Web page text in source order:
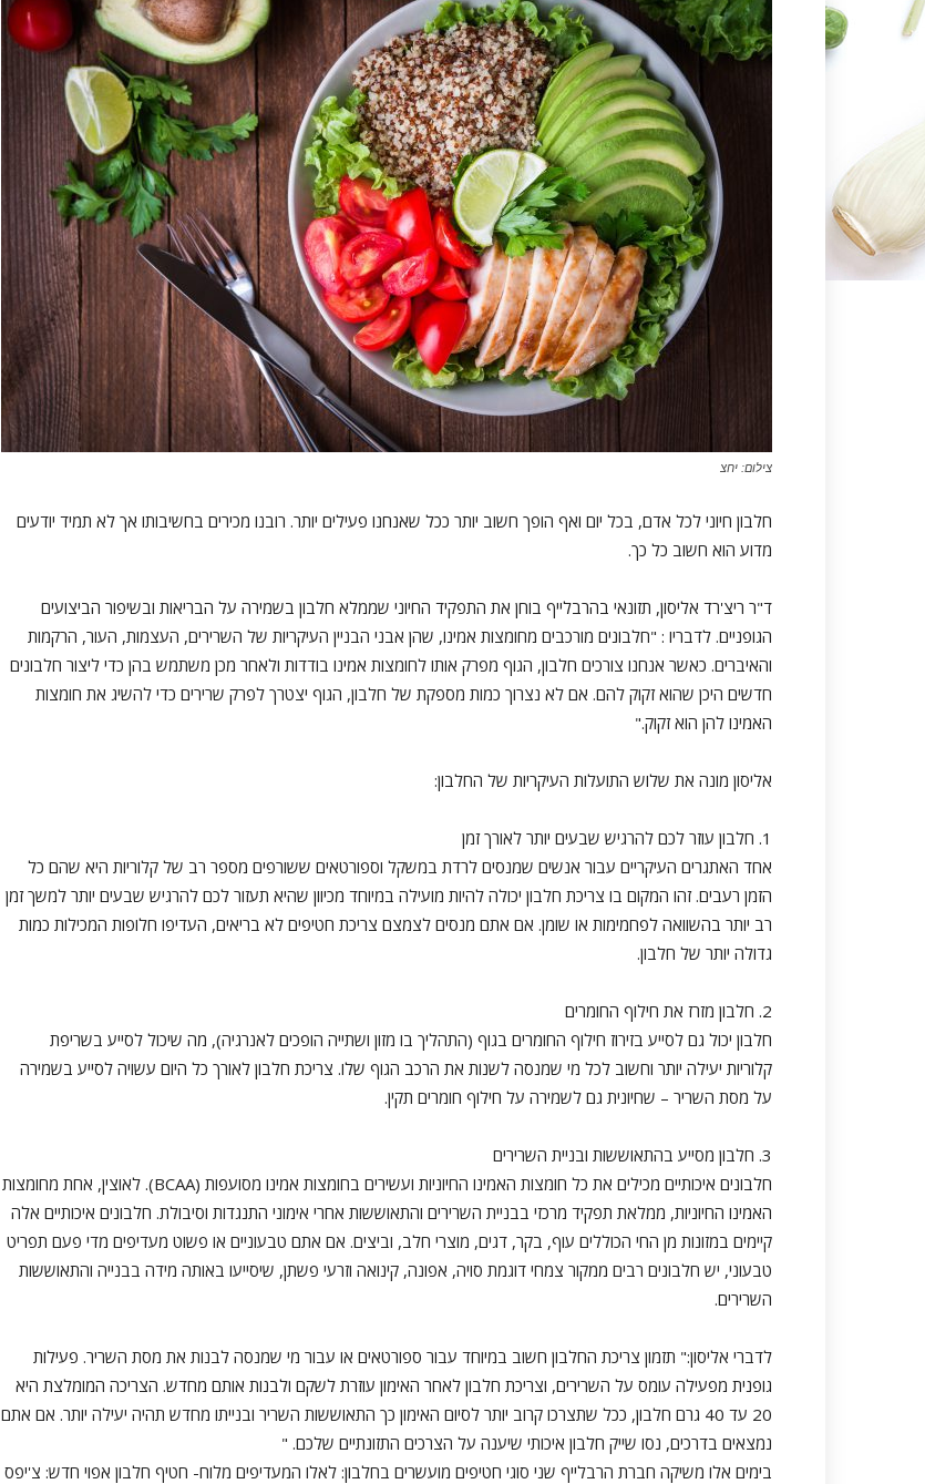
צילום: יחצ
חלבון חיוני לכל אדם, בכל יום ואף הופך חשוב יותר ככל שאנחנו פעילים יותר. רובנו מכירים בחשיבותו אך לא תמיד יודעים
מדוע הוא חשוב כל כך.
ד"ר ריצ'רד אליסון, תזונאי בהרבלייף בוחן את התפקיד החיוני שממלא חלבון בשמירה על הבריאות ובשיפור הביצועים
הגופניים. לדבריו : "חלבונים מורכבים מחומצות אמינו, שהן אבני הבניין העיקריות של השרירים, העצמות, העור, הרקמות
והאיברים. כאשר אנחנו צורכים חלבון, הגוף מפרק אותו לחומצות אמינו בודדות ולאחר מכן משתמש בהן כדי ליצור חלבונים
חדשים היכן שהוא זקוק להם. אם לא נצרוך כמות מספקת של חלבון, הגוף יצטרך לפרק שרירים כדי להשיג את חומצות
האמינו להן הוא זקוק."
אליסון מונה את שלוש התועלות העיקריות של החלבון:
1. חלבון עוזר לכם להרגיש שבעים יותר לאורך זמן
אחד האתגרים העיקריים עבור אנשים שמנסים לרדת במשקל וספורטאים ששורפים מספר רב של קלוריות היא שהם כל
הזמן רעבים. זהו המקום בו צריכת חלבון יכולה להיות מועילה במיוחד מכיוון שהיא תעזור לכם להרגיש שבעים יותר למשך זמן
רב יותר בהשוואה לפחמימות או שומן. אם אתם מנסים לצמצם צריכת חטיפים לא בריאים, העדיפו חלופות המכילות כמות
גדולה יותר של חלבון.
2. חלבון מזרז את חילוף החומרים
חלבון יכול גם לסייע בזירוז חילוף החומרים בגוף (התהליך בו מזון ושתייה הופכים לאנרגיה), מה שיכול לסייע בשריפת
קלוריות יעילה יותר וחשוב לכל מי שמנסה לשנות את הרכב הגוף שלו. צריכת חלבון לאורך כל היום עשויה לסייע בשמירה
על מסת השריר – שחיונית גם לשמירה על חילוף חומרים תקין.
3. חלבון מסייע בהתאוששות ובניית השרירים
חלבונים איכותיים מכילים את כל חומצות האמינו החיוניות ועשירים בחומצות אמינו מסועפות (BCAA). לאוצין, אחת מחומצות
האמינו החיוניות, ממלאת תפקיד מרכזי בבניית השרירים והתאוששות אחרי אימוני התנגדות וסיבולת. חלבונים איכותיים אלה
קיימים במזונות מן החי הכוללים עוף, בקר, דגים, מוצרי חלב, וביצים. אם אתם טבעוניים או פשוט מעדיפים מדי פעם תפריט
טבעוני, יש חלבונים רבים ממקור צמחי דוגמת סויה, אפונה, קינואה וזרעי פשתן, שיסייעו באותה מידה בבנייה והתאוששות
השרירים.
לדברי אליסון:" תזמון צריכת החלבון חשוב במיוחד עבור ספורטאים או עבור מי שמנסה לבנות את מסת השריר. פעילות
גופנית מפעילה עומס על השרירים, וצריכת חלבון לאחר האימון עוזרת לשקם ולבנות אותם מחדש. הצריכה המומלצת היא
20 עד 40 גרם חלבון, ככל שתצרכו קרוב יותר לסיום האימון כך התאוששות השריר ובנייתו מחדש תהיה יעילה יותר. אם אתם
נמצאים בדרכים, נסו שייק חלבון איכותי שיענה על הצרכים התזונתיים שלכם. "
בימים אלו משיקה חברת הרבלייף שני סוגי חטיפים מועשרים בחלבון: לאלו המעדיפים מלוח- חטיף חלבון אפוי חדש: צ'יפס